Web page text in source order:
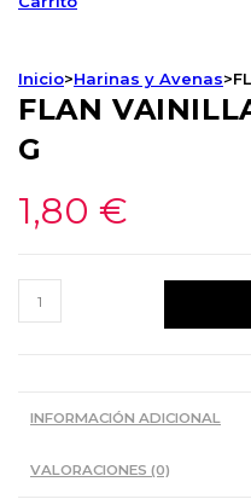
Inicio>Harinas y Avenas>
FLAN
G
1,80 €
VAINILLA
cantidad
INFORMACIÓN ADICIONAL
VALORACIONES (0)